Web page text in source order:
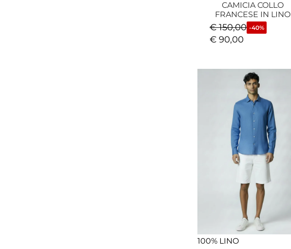
CAMICIA COLLO
FRANCESE IN LINO
€150,00 -40%
€ 90,00
100% LINO